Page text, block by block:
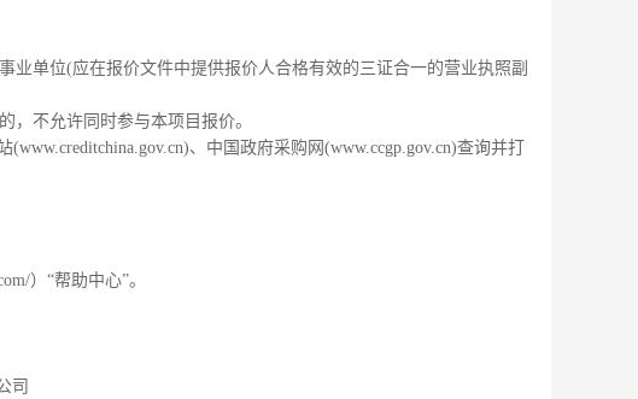
业单位(应在报价文件中提供报价人合格有效的三证合一的营业执照副
，不允许同时参与本项目报价。
(www.creditchina.gov.cn)、中国政府采购网 (www.ccgp.gov.cn)查询并打
）“帮助中心”。
司